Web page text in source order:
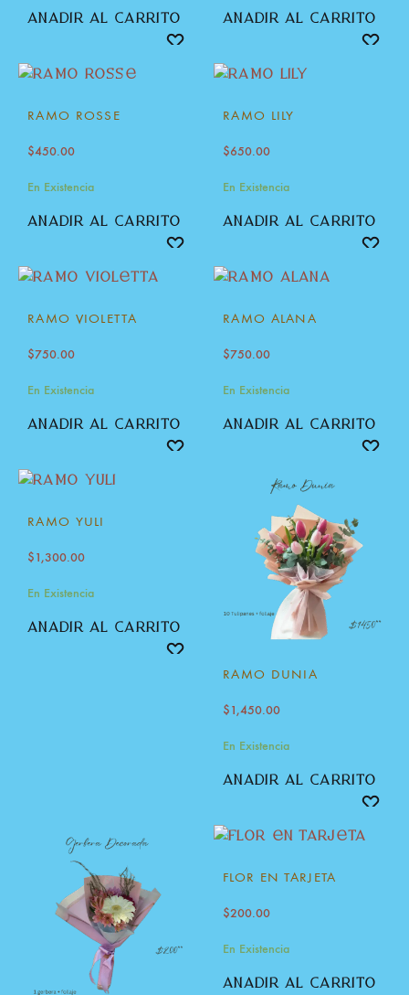
añadir al carrito añadir al carrito
RAMO ROSSE
$450.00
En Existencia
añadir al carrito
RAMO LILY
$650.00
En Existencia
añadir al carrito
RAMO VIOLETTA
$750.00
En Existencia
añadir al carrito
RAMO ALANA
$750.00
En Existencia
añadir al carrito
RAMO YULI
$1,300.00
En Existencia
añadir al carrito
RAMO DUNIA
$1,450.00
En Existencia
añadir al carrito
FLOR EN TARJETA
$200.00
En Existencia
añadir al carrito